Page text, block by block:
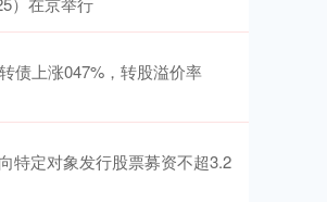
债上涨047%，转股溢价率
特定对象发行股票募资不超3.2